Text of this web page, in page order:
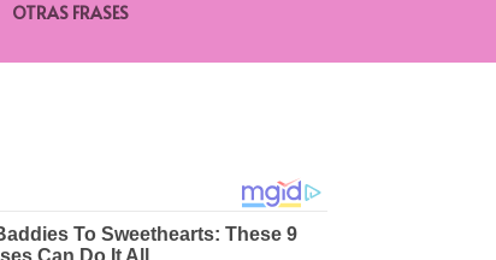
OTRAS FRASES